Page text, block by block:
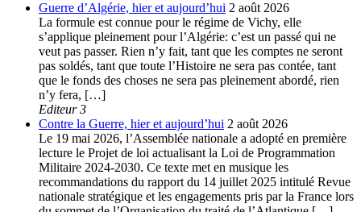
Guerre d’Algérie, hier et aujourd’hui 2 août 2026
La formule est connue pour le régime de Vichy, elle
s’applique pleinement pour l’Algérie: c’est un passé qui ne
veut pas passer. Rien n’y fait, tant que les comptes ne seront
pas soldés, tant que toute l’Histoire ne sera pas contée, tant
que le fonds des choses ne sera pas pleinement abordé, rien
n’y fera, […]
Editeur 3
Contre la Guerre, hier et aujourd’hui 2 août 2026
Le 19 mai 2026, l’Assemblée nationale a adopté en première
lecture le Projet de loi actualisant la Loi de Programmation
Militaire 2024-2030. Ce texte met en musique les
recommandations du rapport du 14 juillet 2025 intitulé Revue
nationale stratégique et les engagements pris par la France lors